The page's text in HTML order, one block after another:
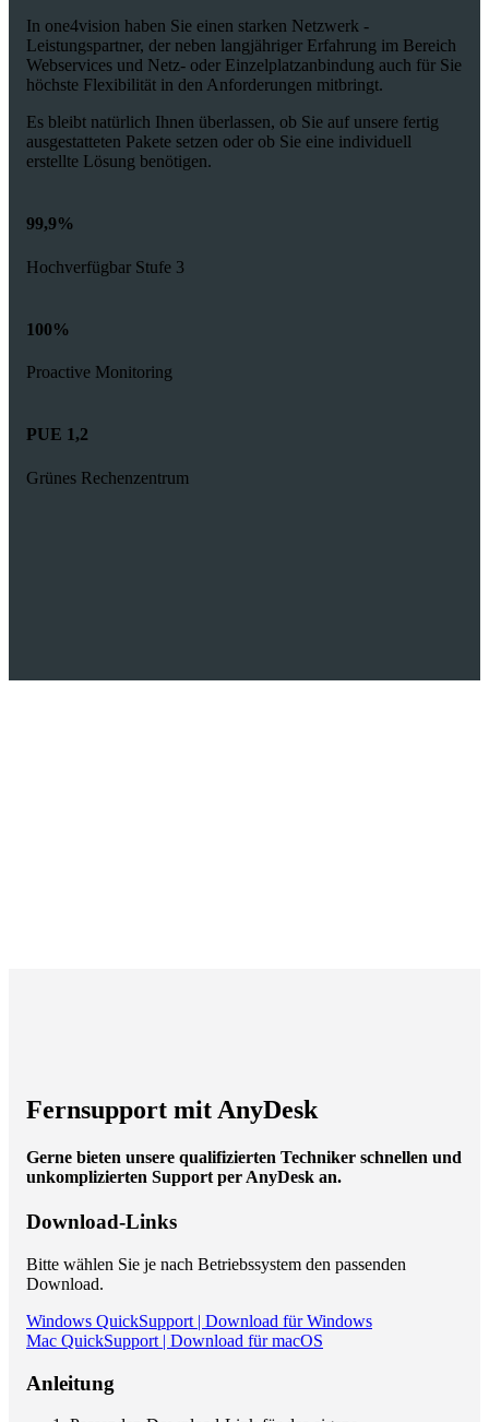
In one4vision haben Sie einen starken Netzwerk -
Leistungspartner, der neben langjähriger Erfahrung im Bereich
Webservices und Netz- oder Einzelplatzanbindung auch für Sie
höchste Flexibilität in den Anforderungen mitbringt.
Es bleibt natürlich Ihnen überlassen, ob Sie auf unsere fertig
ausgestatteten Pakete setzen oder ob Sie eine individuell
erstellte Lösung benötigen.
99,9%
Hochverfügbar Stufe 3
100%
Proactive Monitoring
PUE 1,2
Grünes Rechenzentrum
Fernsupport mit AnyDesk
Gerne bieten unsere qualifizierten Techniker schnellen und
unkomplizierten Support per AnyDesk an.
Download-Links
Bitte wählen Sie je nach Betriebssystem den passenden
Download.
Windows QuickSupport | Download für Windows
Mac QuickSupport | Download für macOS
Anleitung